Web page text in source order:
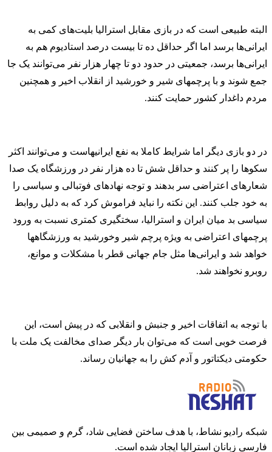
البته طبیعی است که در بازی مقابل استرالیا بلیت‌های کمی به
ایرانی‌ها برسد اما اگر حداقل ده تا بیست درصد استادیوم هم به
ایرانی‌ها برسد، جمعیتی در حدود دو تا چهار هزار نفر می‌توانند یک جا
جمع شوند و با پرچمهای شیر و خورشید از انقلاب اخیر و همچنین
مردم داغدار کشور حمایت کنند.
در دو بازی دیگر اما شرایط کاملا به نفع ایرانیهاست و می‌توانند اکثر
سکوها را پر کنند و حداقل شش تا ده هزار نفر در ورزشگاه یک صدا
شعارهای اعتراضی سر بدهند و توجه نهادهای فوتبالی و سیاسی را
به خود جلب کنند. این نکته را نباید فراموش کرد که به دلیل روابط
سیاسی بد میان ایران و استرالیا، سختگیری کمتری نسبت به ورود
پرچمهای اعتراضی به ویژه پرچم شیر و‌خورشید به ورزشگاهها
خواهد شد و ایرانی‌ها مثل جام جهانی قطر با مشکلات و موانع،
روبرو نخواهند شد.
با توجه به اتفاقات اخیر و جنبش و انقلابی که در پیش است، این
فرصت خوبی است که می‌توان بار دیگر صدای مخالفت یک ملت با
حکومتی دیکتاتور و آدم کش را به جهانیان رساند.
شبکه رادیو نشاط، با هدف ساختن فضایی شاد، گرم و صمیمی بین
فارسی زبانان استرالیا ایجاد شده است.